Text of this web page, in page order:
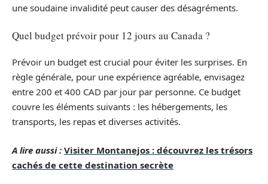
une soudaine invalidité peut causer des désagréments.
Quel budget prévoir pour 12 jours au Canada ?
Prévoir un budget est crucial pour éviter les surprises. En
règle générale, pour une expérience agréable, envisagez
entre 200 et 400 CAD par jour par personne. Ce budget
couvre les éléments suivants : les hébergements, les
transports, les repas et diverses activités.
A lire aussi : Visiter Montanejos : découvrez les trésors
cachés de cette destination secrète